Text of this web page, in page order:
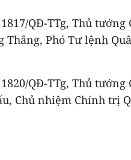
QĐ-TTg, Thủ
Thắng, Phó Tư lệnh
QĐ-TTg, Thủ
Chủ nhiệm Chính trị